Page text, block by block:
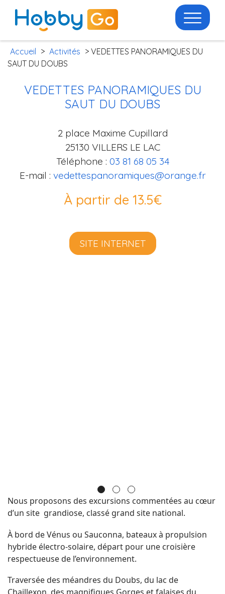
Accueil > Activités > VEDETTES PANORAMIQUES DU
SAUT DU DOUBS
VEDETTES PANORAMIQUES DU
SAUT DU DOUBS
2 place Maxime Cupillard
25130 VILLERS LE LAC
Téléphone : 03 81 68 05 34
E-mail : vedettespanoramiques@orange.fr
À partir de 13.5€
SITE INTERNET
Nous proposons des excursions commentées au cœur
d’un site grandiose, classé grand site national.
À bord de Vénus ou Sauconna, bateaux à propulsion
hybride électro-solaire, départ pour une croisière
respectueuse de l’environnement.
Traversée des méandres du Doubs, du lac de